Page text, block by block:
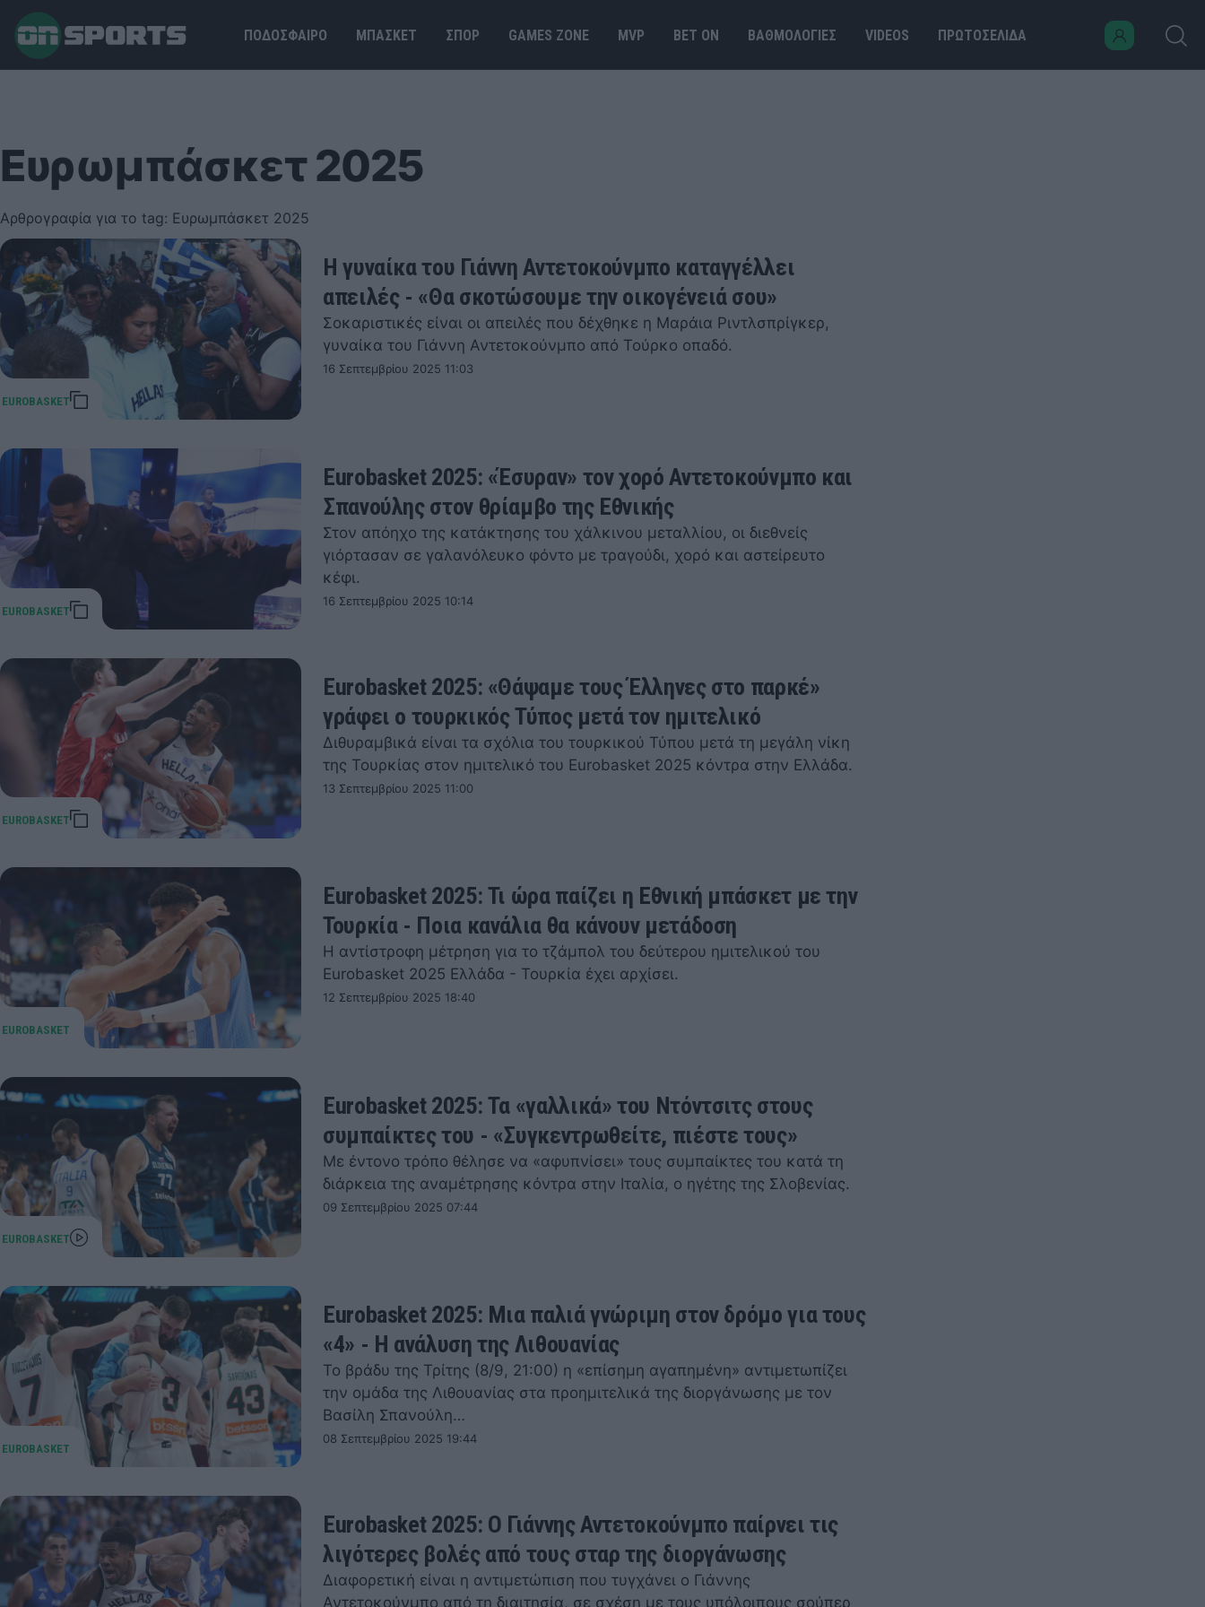
ΠΟΔΟΣΦΑΙΡΟ ΜΠΑΣΚΕΤ ΣΠΟΡ GAMES ΖΟΝΕ MVP BET ΟΝ ΒΑΘΜΟΛΟΓΙΕΣ VIDEOS ΠΡΩΤΟΣΕΛΙΔΑ
Ευρωμπάσκετ 2025
Αρθρογραφία για το tag: Ευρωμπάσκετ 2025
Η γυναίκα του Γιάννη Αντετοκούνμπο καταγγέλλει
απειλές - «Θα σκοτώσουμε την οικογένειά σου»
Σοκαριστικές είναι οι απειλές που δέχθηκε η Μαράια Ριντλσπρίγκερ,
γυναίκα του Γιάννη Αντετοκούνμπο από Τούρκο οπαδό.
16 Σεπτεμβρίου 2025 11:03
Eurobasket 2025: «Έσυραν» τον χορό Αντετοκούνμπο και
Σπανούλης στον θρίαμβο της Εθνικής
Στον απόηχο της κατάκτησης του χάλκινου μεταλλίου, οι διεθνείς
γιόρτασαν σε γαλανόλευκο φόντο με τραγούδι, χορό και αστείρευτο
κέφι.
16 Σεπτεμβρίου 2025 10:14
Eurobasket 2025: «Θάψαμε τους Έλληνες στο παρκέ»
γράφει ο τουρκικός Τύπος μετά τον ημιτελικό
Διθυραμβικά είναι τα σχόλια του τουρκικού Τύπου μετά τη μεγάλη νίκη
της Τουρκίας στον ημιτελικό του Eurobasket 2025 κόντρα στην Ελλάδα.
13 Σεπτεμβρίου 2025 11:00
Eurobasket 2025: Τι ώρα παίζει η Εθνική μπάσκετ με την
Τουρκία - Ποια κανάλια θα κάνουν μετάδοση
Η αντίστροφη μέτρηση για το τζάμπολ του δεύτερου ημιτελικού του
Eurobasket 2025 Ελλάδα - Τουρκία έχει αρχίσει.
12 Σεπτεμβρίου 2025 18:40
Eurobasket 2025: Τα «γαλλικά» του Ντόντσιτς στους
συμπαίκτες του - «Συγκεντρωθείτε, πιέστε τους»
Με έντονο τρόπο θέλησε να «αφυπνίσει» τους συμπαίκτες του κατά τη
διάρκεια της αναμέτρησης κόντρα στην Ιταλία, ο ηγέτης της Σλοβενίας.
09 Σεπτεμβρίου 2025 07:44
Eurobasket 2025: Μια παλιά γνώριμη στον δρόμο για τους
«4» - Η ανάλυση της Λιθουανίας
Το βράδυ της Τρίτης (8/9, 21:00) η «επίσημη αγαπημένη» αντιμετωπίζει
την ομάδα της Λιθουανίας στα προημιτελικά της διοργάνωσης με τον
Βασίλη Σπανούλη…
08 Σεπτεμβρίου 2025 19:44
Eurobasket 2025: Ο Γιάννης Αντετοκούνμπο παίρνει τις
λιγότερες βολές από τους σταρ της διοργάνωσης
Διαφορετική είναι η αντιμετώπιση που τυγχάνει ο Γιάννης
Αντετοκούνμπο από τη διαιτησία, σε σχέση με τους υπόλοιπους σούπερ